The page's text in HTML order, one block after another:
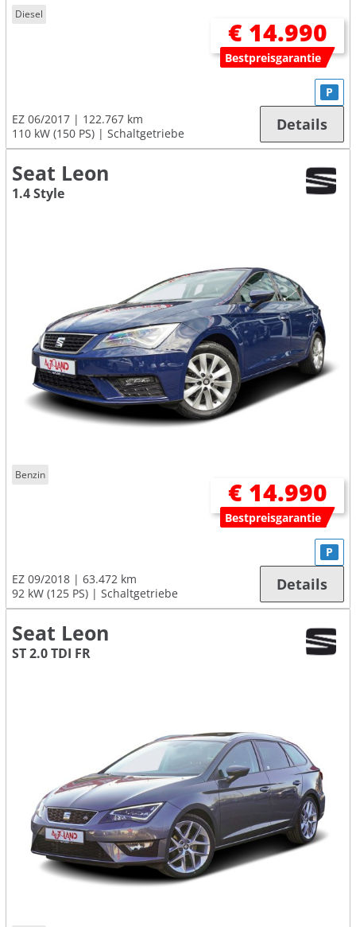
Diesel
€ 14.990
Bestpreisgarantie
EZ 06/2017
122.767 km
110 kW (150 PS)
Schaltgetriebe
P
Details
Seat Leon
1.4 Style
Benzin
€ 14.990
Bestpreisgarantie
EZ 09/2018
63.472 km
92 kW (125 PS)
Schaltgetriebe
P
Details
Seat Leon
ST 2.0 TDI FR